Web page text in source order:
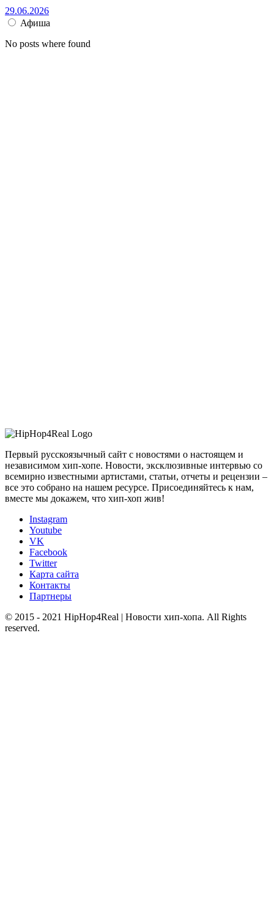
29.06.2026
Афиша
No posts where found
Первый русскоязычный сайт с новостями о настоящем и
независимом хип-хопе. Новости, эксклюзивные интервью со
всемирно известными артистами, статьи, отчеты и рецензии –
все это собрано на нашем ресурсе. Присоединяйтесь к нам,
вместе мы докажем, что хип-хоп жив!
Instagram
Youtube
VK
Facebook
Twitter
Карта сайта
Контакты
Партнеры
© 2015 - 2021 HipHop4Real | Новости хип-хопа. All Rights
reserved.